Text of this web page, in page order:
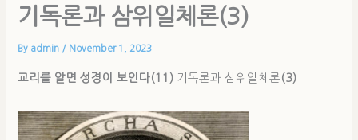
기독론과 삼위일체론(3)
By admin / November 1, 2023
교리를 알면 성경이 보인다(11) 기독론과 삼위일체론 (3)